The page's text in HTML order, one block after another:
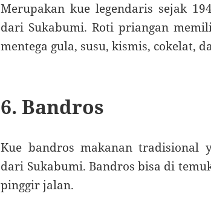
Merupakan kue legendaris sejak
dari Sukabumi. Roti priangan
mentega gula, susu, kismis, cokelat,
6. Bandros
Kue bandros makanan tradisional
dari Sukabumi. Bandros bisa di
pinggir jalan.